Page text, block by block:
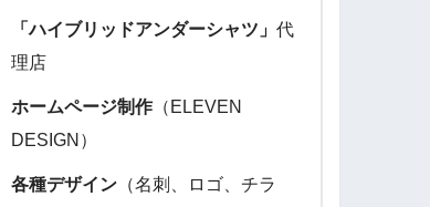
「ハイブリッドアンダーシャツ」 代
理店
ホームページ制作（ELEVEN
DESIGN）
各種デザイン（名刺、ロゴ、チラ